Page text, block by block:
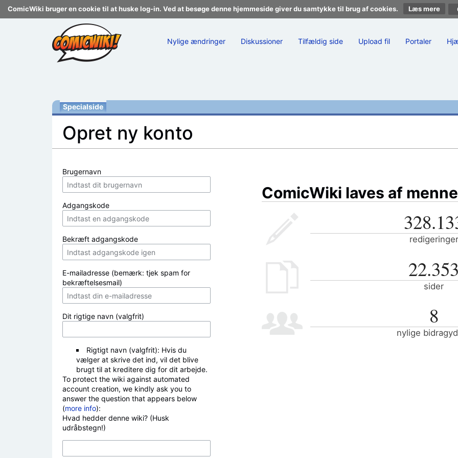
ComicWiki bruger en cookie til at huske log-in. Ved at besøge denne hjemmeside giver du samtykke til brug af cookies. Læs mere
Nylige ændringer Diskussioner Tilfældig side Upload fil Portaler
Specialside
Opret ny konto
Brugernavn
Adgangskode
Bekræft adgangskode
E-mailadresse (bemærk: tjek spam for
bekræftelsesmail)
Dit rigtige navn (valgfrit)
Rigtigt navn (valgfrit): Hvis du
vælger at skrive det ind, vil det blive
brugt til at kreditere dig for dit arbejde.
To protect the wiki against automated
account creation, we kindly ask you to
answer the question that appears below
(more info):
Hvad hedder denne wiki? (Husk
udråbstegn!)
ComicWiki laves af
redigeringer
22.353
sider
8
nylige